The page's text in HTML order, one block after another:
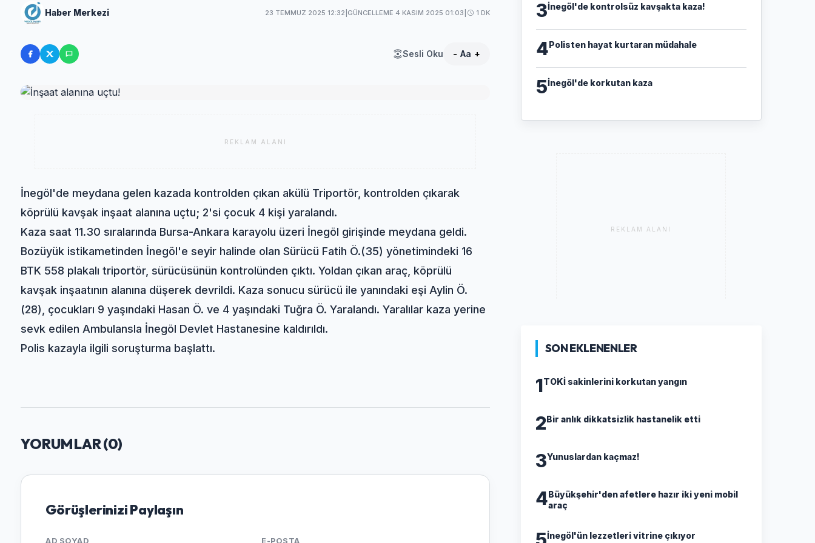
Haber Merkezi 23 TEMMUZ 2025 12:32 GÜNCELLEME 4 KASIM 2025 01:03 1 DK
Sesli Oku - Aa +
REKLAM ALANI
İnegöl'de meydana gelen kazada kontrolden çıkan akülü Triportör, kontrolden çıkarak
köprülü kavşak inşaat alanına uçtu; 2'si çocuk 4 kişi yaralandı.
Kaza saat 11.30 sıralarında Bursa-Ankara karayolu üzeri İnegöl girişinde meydana geldi.
Bozüyük istikametinden İnegöl'e seyir halinde olan Sürücü Fatih Ö.(35) yönetimindeki 16
BTK 558 plakalı triportör, sürücüsünün kontrolünden çıktı. Yoldan çıkan araç, köprülü
kavşak inşaatının alanına düşerek devrildi. Kaza sonucu sürücü ile yanındaki eşi Aylin Ö.
(28), çocukları 9 yaşındaki Hasan Ö. ve 4 yaşındaki Tuğra Ö. Yaralandı. Yaralılar kaza yerine
sevk edilen Ambulansla İnegöl Devlet Hastanesine kaldırıldı.
Polis kazayla ilgili soruşturma başlattı.
YORUMLAR (0)
Görüşlerinizi Paylaşın
AD SOYAD E-POSTA
3İnegöl'de kontrolsüz kavşakta kaza!
4Polisten hayat kurtaran müdahale
5İnegöl'de korkutan kaza
REKLAM ALANI
SON EKLENENLER
1TOKİ sakinlerini korkutan yangın
2Bir anlık dikkatsizlik hastanelik etti
3Yunuslardan kaçmaz!
4Büyükşehir'den afetlere hazır iki yeni mobil
araç
İnegöl'ün lezzetleri vitrine çıkıyor